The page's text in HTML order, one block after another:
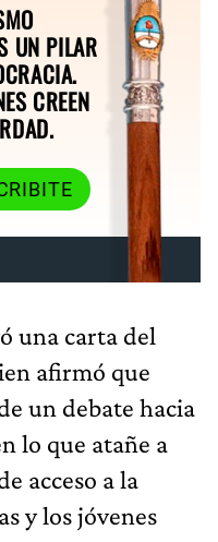
UN PILAR
CREEN
una carta del
afirmó que
un debate hacia
lo que atañe a
acceso a la
y los jóvenes